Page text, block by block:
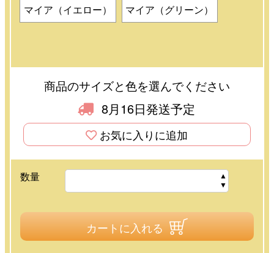
マイア（イエロー）
マイア（グリーン）
商品のサイズと色を選んでください
8月16日発送予定
お気に入りに追加
数量
カートに入れる